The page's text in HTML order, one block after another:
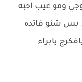
ومو عيب احبه
بس شنو فائده
يابراء